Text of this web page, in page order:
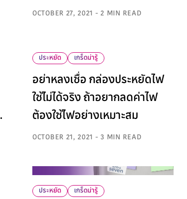
OCTOBER 27, 2021 - 2 MIN READ
ประหยัด เกร็ดน่ารู้
อย่าหลงเชื่อ กล่องประหยัดไฟ
ใช้ไม่ได้จริง ถ้าอยากลดค่าไฟ
ต้องใช้ไฟอย่างเหมาะสม
OCTOBER 21, 2021 - 3 MIN READ
ประหยัด เกร็ดน่ารู้